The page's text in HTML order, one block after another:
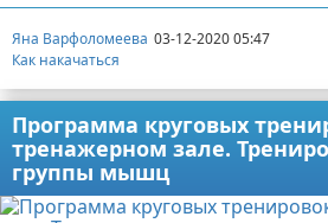
Яна Варфоломеева 03-12-2020 05:47
Как накачаться
Программа круговых
тренажерном зале.
группы мышц